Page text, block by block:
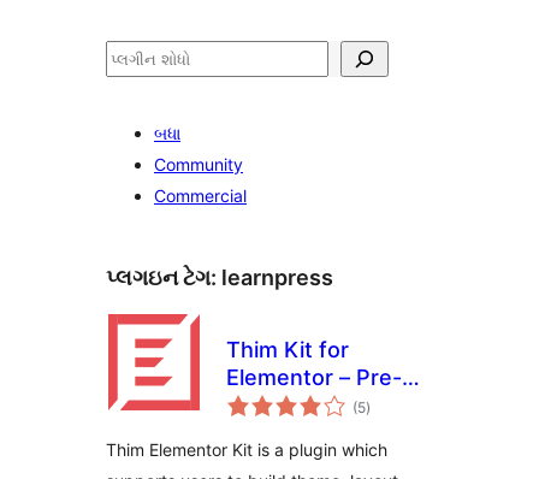
શોધો
બધા
Community
Commercial
પ્લગઇન ટેગ: learnpress
Thim Kit for
Elementor – Pre-
built Templates &
Elementor
(5કુલ
રેટિંગ્સ
)
Thim Elementor Kit is a plugin which